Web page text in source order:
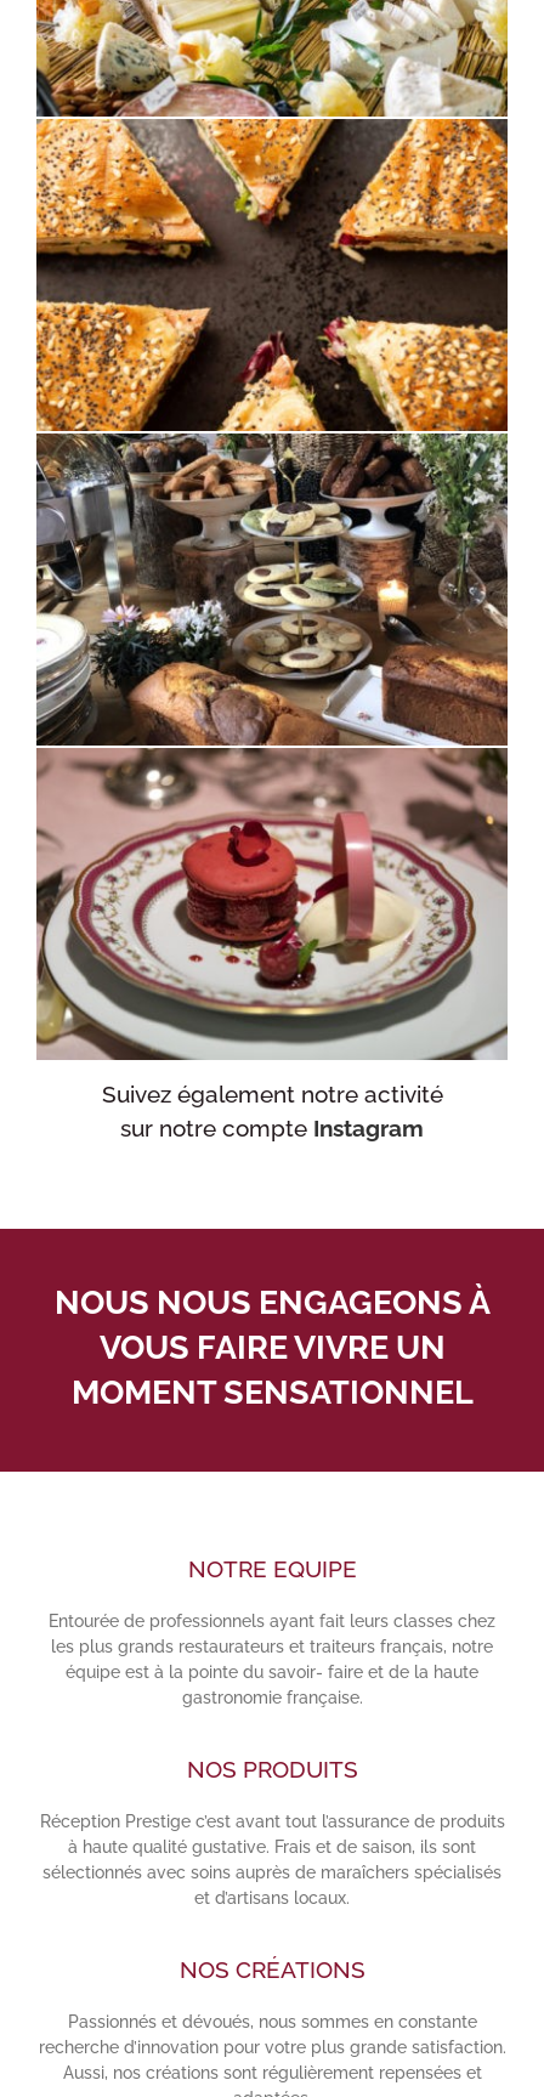
Suivez également notre activité
sur notre compte Instagram
NOUS NOUS ENGAGEONS À
VOUS FAIRE VIVRE UN
MOMENT SENSATIONNEL
NOTRE EQUIPE
Entourée de professionnels ayant fait leurs classes chez
les plus grands restaurateurs et traiteurs français, notre
équipe est à la pointe du savoir- faire et de la haute
gastronomie française.
NOS PRODUITS
Réception Prestige c’est avant tout l’assurance de produits
à haute qualité gustative. Frais et de saison, ils sont
sélectionnés avec soins auprès de maraîchers spécialisés
et d’artisans locaux.
NOS CRÉATIONS
Passionnés et dévoués, nous sommes en constante
recherche d’innovation pour votre plus grande satisfaction.
Aussi, nos créations sont régulièrement repensées et